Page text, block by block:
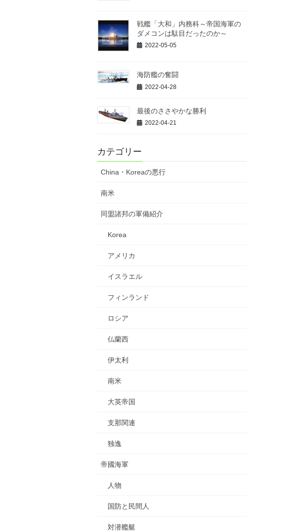
戦艦「大和」内務科～帝国海軍の
ダメコンは駄目だったのか～
2022-05-05
海防艦の奮闘
2022-04-28
最後のささやかな勝利
2022-04-21
カテゴリー
China・Koreaの悪行
南米
同盟諸邦の軍備紹介
Korea
アメリカ
イスラエル
フィンランド
ロシア
仏蘭西
伊太利
南米
大英帝国
支那関連
独逸
帝國海軍
人物
国防と民間人
対潜艦艇